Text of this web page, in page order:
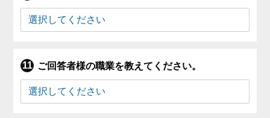
ご回答者様の職業を教えてください。